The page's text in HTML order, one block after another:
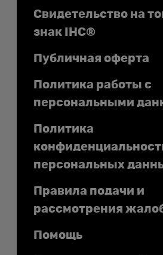
Документы
Свидетельство на
знак IHC®
Публичная оферта
Политика работы с
персональными
Политика
персональных
Правила подачи и
рассмотрения
Помощь